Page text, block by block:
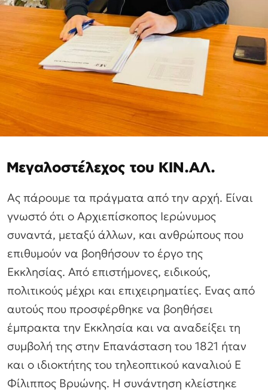
Μεγαλοστέλεχος του ΚΙΝ.ΑΛ.
Ας πάρουμε τα πράγματα από την αρχή. Είναι
γνωστό ότι ο Αρχιεπίσκοπος Ιερώνυμος
συναντά, μεταξύ άλλων, και ανθρώπους που
επιθυμούν να βοηθήσουν το έργο της
Εκκλησίας. Από επιστήμονες, ειδικούς,
πολιτικούς μέχρι και επιχειρηματίες. Ενας από
αυτούς που προσφέρθηκε να βοηθήσει
έμπρακτα την Εκκλησία και να αναδείξει τη
συμβολή της στην Επανάσταση του 1821 ήταν
και ο ιδιοκτήτης του τηλεοπτικού καναλιού Ε
Φίλιππος Βρυώνης. Η συνάντηση κλείστηκε